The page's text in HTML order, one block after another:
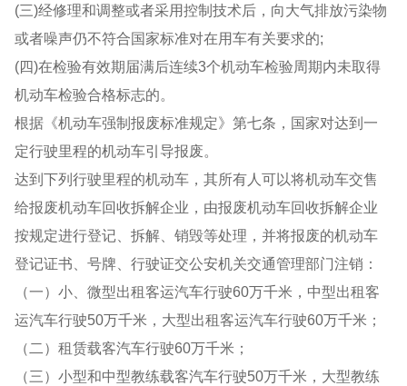
(三)经修理和调整或者采用控制技术后，向大气排放污染物
或者噪声仍不符合国家标准对在用车有关要求的;
(四)在检验有效期届满后连续3个机动车检验周期内未取得
机动车检验合格标志的。
根据《机动车强制报废标准规定》第七条，国家对达到一
定行驶里程的机动车引导报废。
达到下列行驶里程的机动车，其所有人可以将机动车交售
给报废机动车回收拆解企业，由报废机动车回收拆解企业
按规定进行登记、拆解、销毁等处理，并将报废的机动车
登记证书、号牌、行驶证交公安机关交通管理部门注销：
（一）小、微型出租客运汽车行驶60万千米，中型出租客
运汽车行驶50万千米，大型出租客运汽车行驶60万千米；
（二）租赁载客汽车行驶60万千米；
（三）小型和中型教练载客汽车行驶50万千米，大型教练